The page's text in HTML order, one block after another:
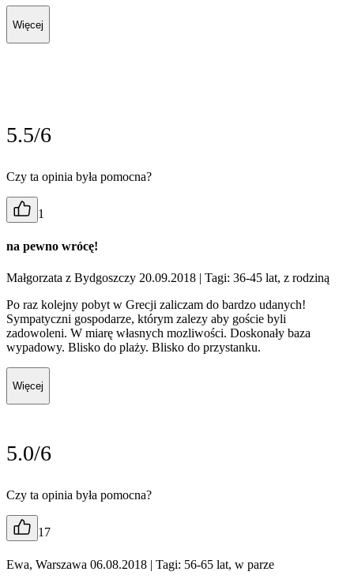
Więcej
5.5/6
Czy ta opinia była pomocna?
1
na pewno wrócę!
Małgorzata z Bydgoszczy 20.09.2018 | Tagi: 36-45 lat, z rodziną
Po raz kolejny pobyt w Grecji zaliczam do bardzo udanych!
Sympatyczni gospodarze, którym zalezy aby goście byli
zadowoleni. W miarę własnych mozliwości. Doskonały baza
wypadowy. Blisko do plaży. Blisko do przystanku.
Więcej
5.0/6
Czy ta opinia była pomocna?
17
Ewa, Warszawa 06.08.2018 | Tagi: 56-65 lat, w parze